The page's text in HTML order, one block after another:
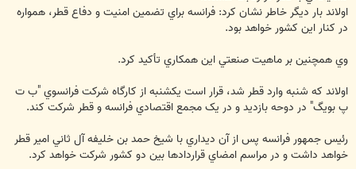
اولاند بار ديگر خاطر نشان کرد: فرانسه براي تضمين امنيت و دفاع قطر، همواره
در کنار اين کشور خواهد بود.
وي همچنين بر ماهيت صنعتي اين همکاري تأکيد کرد.
اولاند که شنبه وارد قطر شد، قرار است يکشنبه از کارگاه شرکت فرانسوي "ب ت
پ بويگ" در دوحه بازديد و در يک مجمع اقتصادي فرانسه و قطر شرکت کند.
رئيس جمهور فرانسه پس از آن ديداري با شيخ حمد بن خليفه آل ثاني امير قطر
خواهد داشت و در مراسم امضاي قراردادها بين دو کشور شرکت خواهد کرد.